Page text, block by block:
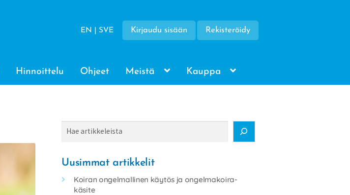
EN | SVE Kirjaudu sisään Rekisteröidy
Hinnoittelu Ohjeet Meistä Kauppa
Haku
Uusimmat artikkelit
Koiran ongelmallinen käytös ja ongelmakoira-
käsite